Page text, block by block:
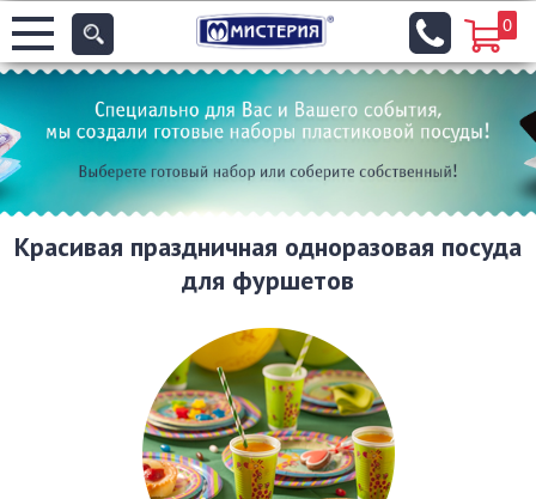
0
Красивая праздничная одноразовая посуда
для фуршетов